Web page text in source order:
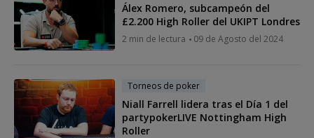
Álex Romero, subcampeón del
£2.200 High Roller del UKIPT Londres
2 min de lectura 09 de Agosto del 2024
Torneos de poker
Niall Farrell lidera tras el Día 1 del
partypokerLIVE Nottingham High
Roller